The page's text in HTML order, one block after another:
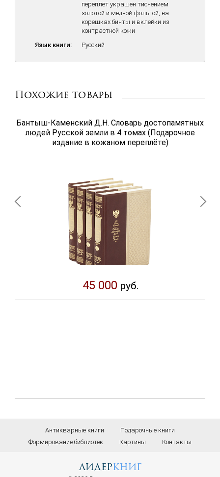
переплет украшен тиснением
золотой и медной фольгой, на
корешках бинты и вклейки из
контрастной кожи
Язык книги:
Русский
Похожие товары
Бантыш-Каменский Д.Н. Словарь достопамятных
людей Русской земли в 4 томах (Подарочное
издание в кожаном переплёте)
45 000 руб.
Антикварные книги
Подарочные книги
Формирование библиотек
Картины Контакты
лидеркниг